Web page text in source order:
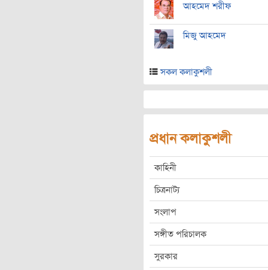
আহমেদ শরীফ
মিজু আহমেদ
সকল কলাকুশলী
প্রধান কলাকুশলী
কাহিনী
চিত্রনাট্য
সংলাপ
সঙ্গীত পরিচালক
সুরকার